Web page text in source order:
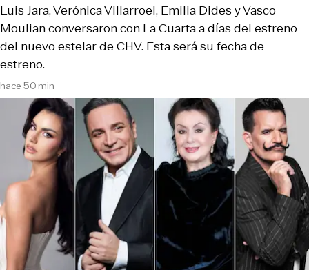
hace 50 min
Luis Jara, Verónica Villarroel, Emilia Dides y Vasco
Moulian conversaron con La Cuarta a días del estreno
del nuevo estelar de CHV. Esta será su fecha de
estreno.